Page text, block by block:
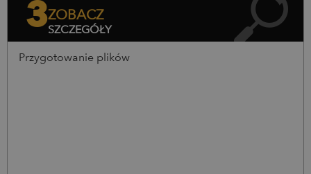
3ZOBACZ
SZCZEGÓŁY
Przygotowanie plików